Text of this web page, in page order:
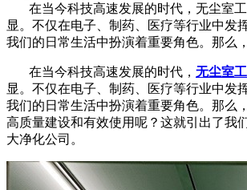
在当今科技高速发展的时代，无尘室工
显。不仅在电子、制药、医疗等行业中发
我们的日常生活中扮演着重要角色。那么
在当今科技高速发展的时代， 无尘室
显。不仅在电子、制药、医疗等行业中发
我们的日常生活中扮演着重要角色。那么
高质量建设和有效使用呢？这就引出了
大净化公司。